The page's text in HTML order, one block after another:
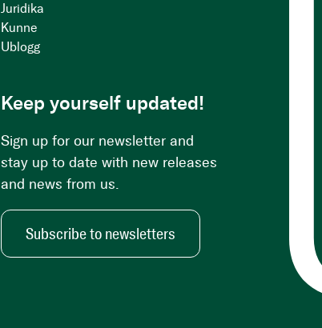
Juridika
Kunne
Ublogg
Keep yourself updated!
Sign up for our newsletter and
stay up to date with new releases
and news from us.
Subscribe to newsletters